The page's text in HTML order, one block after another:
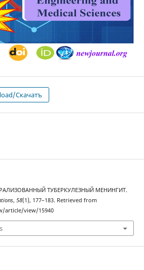
Скачатъ
ТУБЕРКУЛЕЗНЫЙ МЕНИНГИТ.
, 58(1), 177–183. Retrieved from
article/view/15940